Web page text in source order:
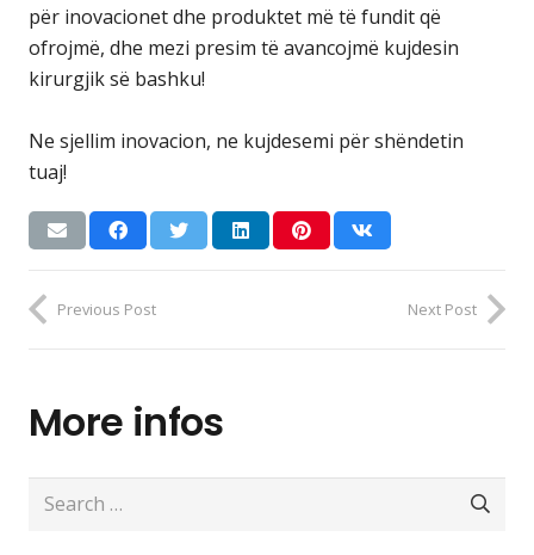
për inovacionet dhe produktet më të fundit që
ofrojmë, dhe mezi presim të avancojmë kujdesin
kirurgjik së bashku!
Ne sjellim inovacion, ne kujdesemi për shëndetin
tuaj!
Previous Post Next Post
More infos
Search